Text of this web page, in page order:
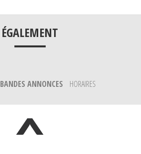
ÉGALEMENT
___
BANDES ANNONCES HORAIRES